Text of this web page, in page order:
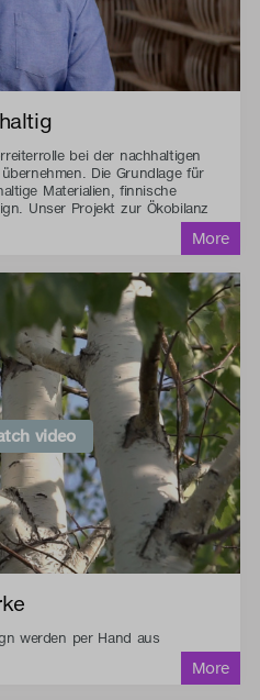
bei der nachhaltigen
Die Grundlage für
Materialien, finnische
Unser Projekt zur Ökobilanz
video
werden per Hand aus